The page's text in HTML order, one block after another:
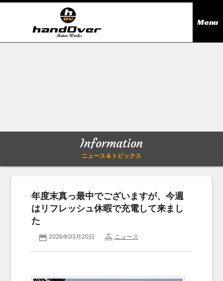
Menu
Company outline
会社概要
アクセス
お問い合わせ
Information
ニュース＆トピックス
年度末真っ最中でございますが、今週
はリフレッシュ休暇で充電して来まし
た
2026年03月20日 ニュース